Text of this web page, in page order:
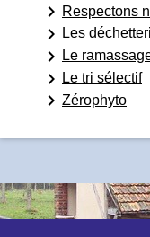
keyboard_arrow_right Respectons
keyboard_arrow_right Les
keyboard_arrow_right Le
keyboard_arrow_right Le tri sélectif
keyboard_arrow_right Zérophyto